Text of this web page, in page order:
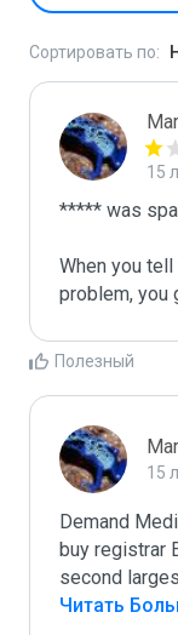
Сортировать по:
15
***** was
When you
problem, you
Полезный
15
Demand
buy registrar
second
Читать